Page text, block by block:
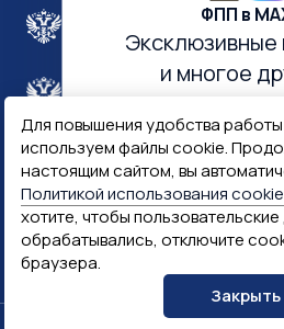
Закрыть
Для повышения удобства
используем файлы cookie.
настоящим сайтом, вы
Политикой использования
хотите, чтобы
обрабатывались, отключите
браузера.
Правительство России
Госуслуги
ФПП в
Эксклюзивные
и многое